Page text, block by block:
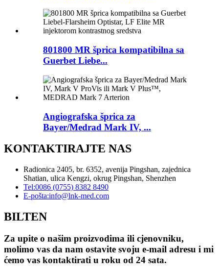
801800 MR šprica kompatibilna sa
Guerbet Liebe...
Angiografska šprica za
Bayer/Medrad Mark IV, ...
KONTAKTIRAJTE NAS
Radionica 2405, br. 6352, avenija Pingshan, zajednica
Shatian, ulica Kengzi, okrug Pingshan, Shenzhen
Tel:0086 (0755) 8382 8490
E-pošta:info@lnk-med.com
BILTEN
Za upite o našim proizvodima ili cjenovniku,
molimo vas da nam ostavite svoju e-mail adresu i mi
ćemo vas kontaktirati u roku od 24 sata.